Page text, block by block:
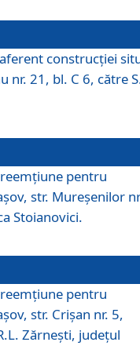
construcţiei
nr. 21, bl. C 6, către
pentru
str. Mureşenilor
Stoianovici.
pentru
str. Crişan nr. 5,
Zărneşti, judeţul